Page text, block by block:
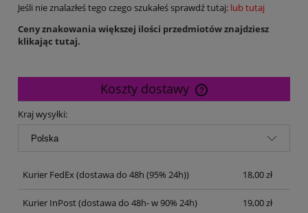
Jeśli nie znalazłeś tego czego szukałeś sprawdź tutaj: lub tutaj
Ceny znakowania większej ilości przedmiotów znajdziesz
klikając tutaj.
Koszty dostawy
Cena nie zawiera ewentualnych kosztów płatności
Kraj wysyłki:
Kurier FedEx(dostawa do 48h (95% 24h)) 18,00 zł
Kurier InPost(dostawa do 48h- w 90% 24h) 19,00 zł